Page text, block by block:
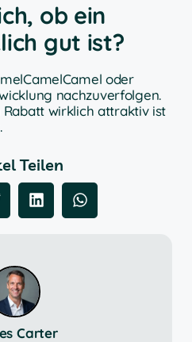
ob ein
gut ist?
oder
nachzuverfolgen.
Rabatt wirklich attraktiv ist
Teilen
Carter